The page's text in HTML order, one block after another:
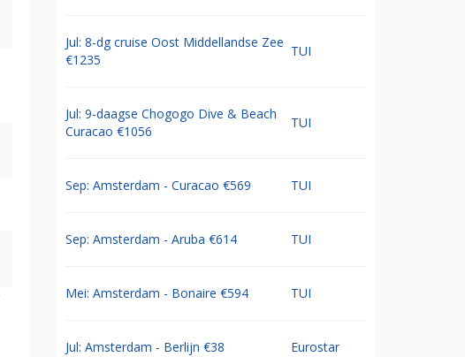
Jul: 8-dg cruise Oost Middellandse Zee
€1235
TUI
Jul: 9-daagse Chogogo Dive & Beach
Curacao €1056
TUI
Sep: Amsterdam - Curacao €569 TUI
Sep: Amsterdam - Aruba €614 TUI
Mei: Amsterdam - Bonaire €594 TUI
Jul: Amsterdam - Berlijn €38 Eurostar